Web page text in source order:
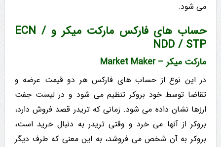
می شود.
حساب های فارکس مارکت میکر و ECN /
NDD / STP
مارکت میکر – Market Maker
در این نوع از حساب های فارکس هر دو قیمت عرضه و
تقاضا توسط خود بروکر تنظیم می شود و در لیست جفت
ارزها نشان داده می شود. زمانی که تریدر قصد فروش دارد،
بروکر از آنها می خرد و وقتی تریدر به دنبال خرید است،
بروکر به آن شخص می فروشد، به این معنی که طرف دیگر